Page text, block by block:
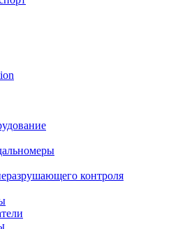
контроля